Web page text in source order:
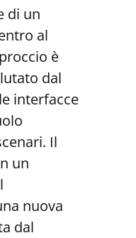
di un
al
è
dal
interfacce
Il
un
nuova
dal